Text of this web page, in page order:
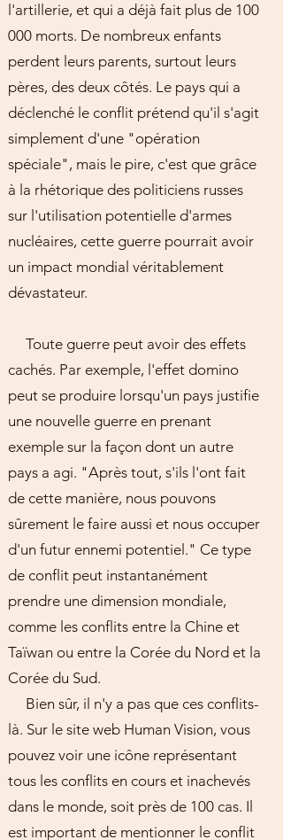
l'artillerie, et qui a déjà fait plus de 100
000 morts. De nombreux enfants
perdent leurs parents, surtout leurs
pères, des deux côtés. Le pays qui a
déclenché le conflit prétend qu'il s'agit
simplement d'une "opération
spéciale", mais le pire, c'est que grâce
à la rhétorique des politiciens russes
sur l'utilisation potentielle d'armes
nucléaires, cette guerre pourrait avoir
un impact mondial véritablement
dévastateur.
Toute guerre peut avoir des effets
cachés. Par exemple, l'effet domino
peut se produire lorsqu'un pays justifie
une nouvelle guerre en prenant
exemple sur la façon dont un autre
pays a agi. "Après tout, s'ils l'ont fait
de cette manière, nous pouvons
sûrement le faire aussi et nous occuper
d'un futur ennemi potentiel." Ce type
de conflit peut instantanément
prendre une dimension mondiale,
comme les conflits entre la Chine et
Taïwan ou entre la Corée du Nord et la
Corée du Sud.
Bien sûr, il n'y a pas que ces conflits-
là. Sur le site web Human Vision, vous
pouvez voir une icône représentant
tous les conflits en cours et inachevés
dans le monde, soit près de 100 cas. Il
est important de mentionner le conflit